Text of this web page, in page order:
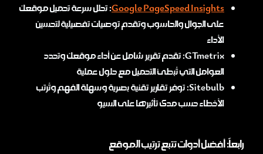
Google PageSpeed Insights: تحلل سرعة تحميل موقعك
على الجوال والحاسوب وتقدم توصيات تفصيلية لتحسين
الأداء
GTmetrix: تقدم تقرير شامل عن أداء موقعك وتحدد
العوامل التي تُبطئ التحميل مع حلول عملية
Sitebulb: توفر تقارير تقنية بصرية وسهلة الفهم وتُرتب
الأخطاء حسب مدى تأثيرها على السيو
رابعاً: أفضل أدوات تتبع ترتيب الموقع